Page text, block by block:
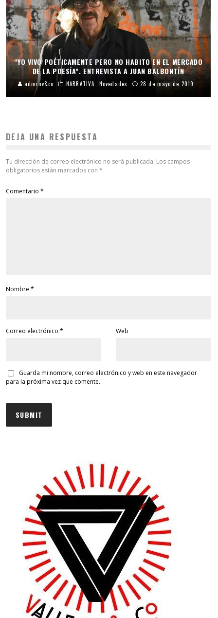
“YO VIVO POÉTICAMENTE PERO NO HABITO EN EL MERCADO
DE LA POESÍA”. ENTREVISTA A JUAN BALBONTÍN
adminv&co NARRATIVA Novedades 28 de mayo de 2019
DEJA UNA RESPUESTA
Tu dirección de correo electrónico no será publicada. Los campos
obligatorios están marcados con *
Comentario *
Nombre *
Correo electrónico * Web
Guarda mi nombre, correo electrónico y web en este navegador
para la próxima vez que comente.